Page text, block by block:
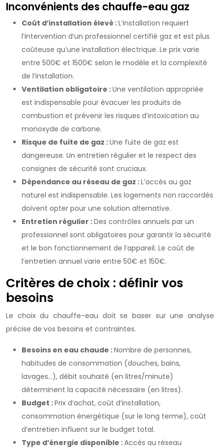
Inconvénients des chauffe-eau gaz
Coût d’installation élevé :L’installation requiert
l’intervention d’un professionnel certifié gaz et est plus
coûteuse qu’une installation électrique. Le prix varie
entre 500€ et 1500€ selon le modèle et la complexité
de l’installation.
Ventilation obligatoire :Une ventilation appropriée
est indispensable pour évacuer les produits de
combustion et prévenir les risques d’intoxication au
monoxyde de carbone.
Risque de fuite de gaz :Une fuite de gaz est
dangereuse. Un entretien régulier et le respect des
consignes de sécurité sont cruciaux.
Dépendance au réseau de gaz :L’accès au gaz
naturel est indispensable. Les logements non raccordés
doivent opter pour une solution alternative.
Entretien régulier :Des contrôles annuels par un
professionnel sont obligatoires pour garantir la sécurité
et le bon fonctionnement de l’appareil. Le coût de
l’entretien annuel varie entre 50€ et 150€.
Critères de choix : définir vos
besoins
Le choix du chauffe-eau doit se baser sur une analyse
précise de vos besoins et contraintes.
Besoins en eau chaude :Nombre de personnes,
habitudes de consommation (douches, bains,
lavages…), débit souhaité (en litres/minute)
déterminent la capacité nécessaire (en litres).
Budget :Prix d’achat, coût d’installation,
consommation énergétique (sur le long terme), coût
d’entretien influent sur le budget total.
Type d’énergie disponible :Accès au réseau